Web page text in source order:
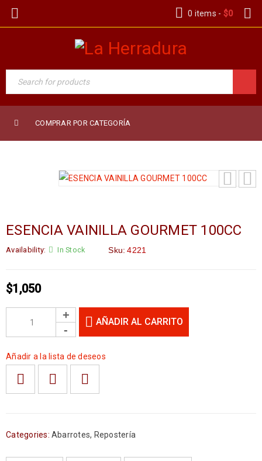
0 items - $0
COMPRAR POR CATEGORÍA
ESENCIA VAINILLA GOURMET 100CC
Availability: In Stock Sku: 4221
$1,050
AÑADIR AL CARRITO
Añadir a la lista de deseos
Categories: Abarrotes, Repostería